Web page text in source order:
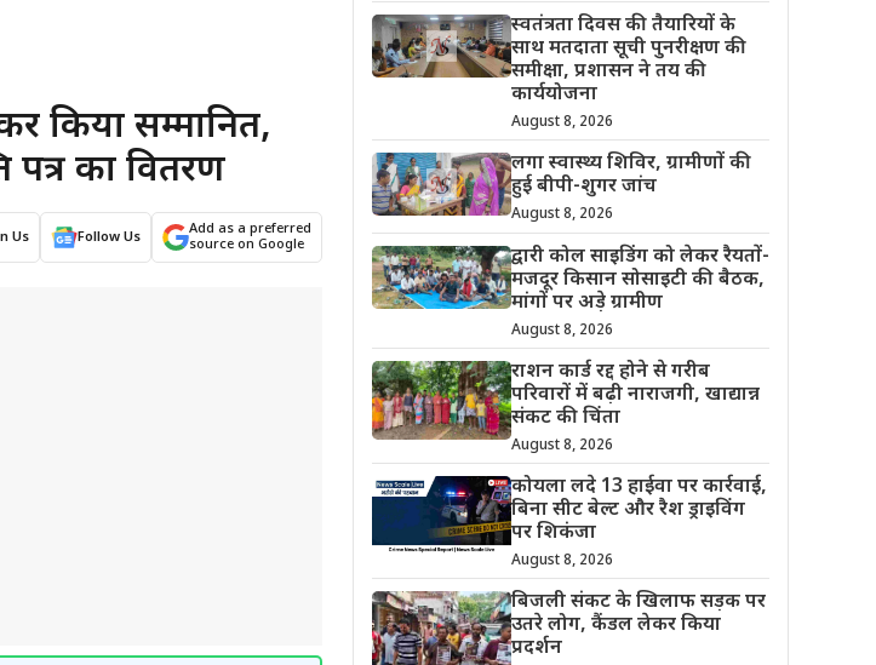
किया सम्मानित,
का वितरण
Us Follow Us
Add as a preferred
source on Google
स्वतंत्रता दिवस की तैयारियों के
साथ मतदाता सूची पुनरीक्षण की
समीक्षा, प्रशासन ने तय की
कार्ययोजना
August 8, 2026
लगा स्वास्थ्य शिविर, ग्रामीणों की
हुई बीपी-शुगर जांच
August 8, 2026
द्वारी कोल साइडिंग को लेकर रैयतों-
मजदूर किसान सोसाइटी की बैठक,
मांगों पर अड़े ग्रामीण
August 8, 2026
राशन कार्ड रद्द होने से गरीब
परिवारों में बढ़ी नाराजगी, खाद्यान्न
संकट की चिंता
August 8, 2026
कोयला लदे 13 हाईवा पर कार्रवाई,
बिना सीट बेल्ट और रैश ड्राइविंग
पर शिकंजा
August 8, 2026
बिजली संकट के खिलाफ सड़क पर
उतरे लोग, कैंडल लेकर किया
प्रदर्शन